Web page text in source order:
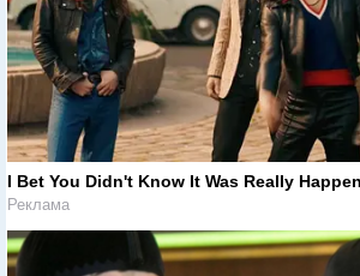
I Bet You Didn't Know It Was Really
Реклама